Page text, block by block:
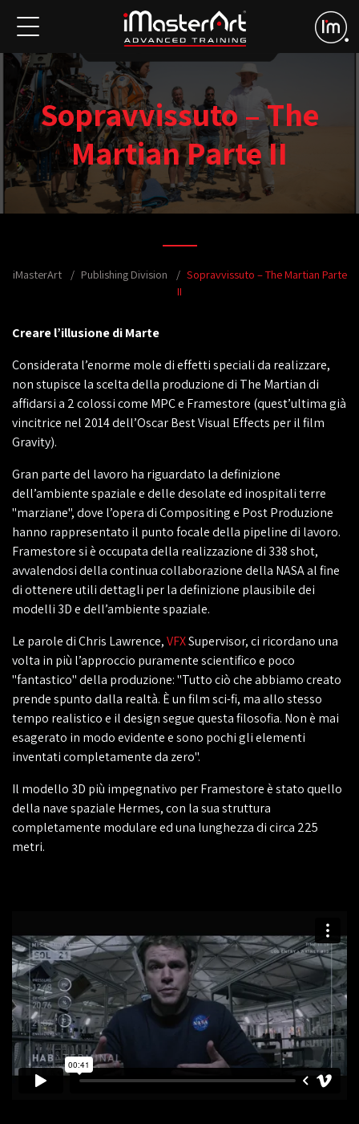
Sopravvissuto – The
Martian Parte II
iMasterArt Publishing Division
Sopravvissuto – The Martian Parte
II
Creare l’illusione di Marte
Considerata l’enorme mole di effetti speciali da realizzare,
non stupisce la scelta della produzione di The Martian di
affidarsi a 2 colossi come MPC e Framestore (quest’ultima già
vincitrice nel 2014 dell’Oscar Best Visual Effects per il film
Gravity).
Gran parte del lavoro ha riguardato la definizione
dell’ambiente spaziale e delle desolate ed inospitali terre
"marziane", dove l’opera di Compositing e Post Produzione
hanno rappresentato il punto focale della pipeline di lavoro.
Framestore si è occupata della realizzazione di 338 shot,
avvalendosi della continua collaborazione della NASA al fine
di ottenere utili dettagli per la definizione plausibile dei
modelli 3D e dell’ambiente spaziale.
Le parole di Chris Lawrence,VFXSupervisor, ci ricordano una
volta in più l’approccio puramente scientifico e poco
"fantastico" della produzione: "Tutto ciò che abbiamo creato
prende spunto dalla realtà. È un film sci-fi, ma allo stesso
tempo realistico e il design segue questa filosofia. Non è mai
esagerato in modo evidente e sono pochi gli elementi
inventati completamente da zero".
Il modello 3D più impegnativo per Framestore è stato quello
della nave spaziale Hermes, con la sua struttura
completamente modulare ed una lunghezza di circa 225
metri.